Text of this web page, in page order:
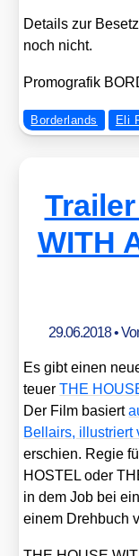
Details zur
noch nicht.
Pro­mo­gra­fik
Borderlands Eli
WITH
29.06.2018•
Es gibt einen
teu­erTHE
Der Film basiert
Bel­lairs, illus­triert
erschien. Regie
HOSTEL oder
in dem Job bei
einem Dreh­buch